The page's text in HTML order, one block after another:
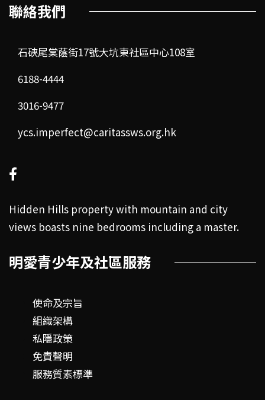
聯絡我們
石硤尾棠蔭街17號大坑東社區中心108室
6188-4444
3016-9477
ycs.imperfect@caritassws.org.hk
Hidden Hills property with mountain and city
views boasts nine bedrooms including a master.
明愛青少年及社區服務
使命及宗旨
組織架構
私隱政策
免責聲明
服務質素標準